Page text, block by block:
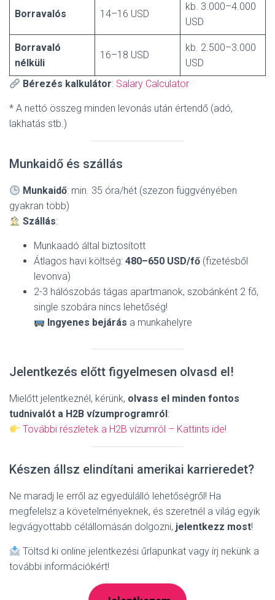
Borravalós 14–16 USD
kb. 3.000–4.000
USD
Borravaló
nélküli
16–18 USD
kb. 2.500–3.000
USD
Bérezés kalkulátor: Salary Calculator
* A nettó összeg minden levonás után értendő (adó,
lakhatás stb.)
Munkaidő és szállás
Munkaidő: min. 35 óra/hét (szezon függvényében
gyakran több)
Szállás:
Munkaadó által biztosított
Átlagos havi költség: 480–650 USD/fő (fizetésből
levonva)
2-3 hálószobás tágas apartmanok, szobánként 2 fő,
single szobára nincs lehetőség!
Ingyenes bejárás a munkahelyre
Jelentkezés előtt figyelmesen olvasd el!
Mielőtt jelentkeznél, kérünk, olvass el minden fontos
tudnivalót a H2B vízumprogramról:
További részletek a H2B vízumról – Kattints ide!
Készen állsz elindítani amerikai karrieredet?
Ne maradj le erről az egyedülálló lehetőségről! Ha
megfelelsz a követelményeknek, és szeretnél a világ egyik
legvágyottabb célállomásán dolgozni, jelentkezz most!
Töltsd ki online jelentkezési űrlapunkat vagy írj nekünk a
további információkért!